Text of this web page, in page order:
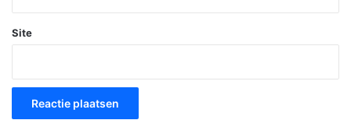
Site